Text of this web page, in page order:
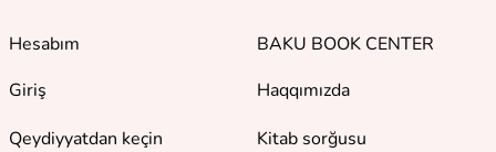
Hesabım
Giriş
Qeydiyyatdan keçin
BAKU BOOK CENTER
Haqqımızda
Kitab sorğusu